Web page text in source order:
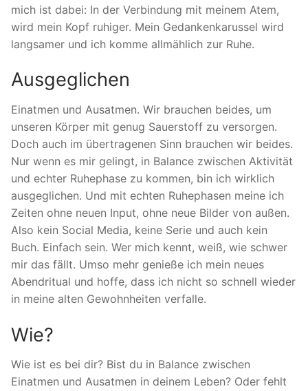
mich ist dabei: In der Verbindung mit meinem Atem,
wird mein Kopf ruhiger. Mein Gedankenkarussel wird
langsamer und ich komme allmählich zur Ruhe.
Ausgeglichen
Einatmen und Ausatmen. Wir brauchen beides, um
unseren Körper mit genug Sauerstoff zu versorgen.
Doch auch im übertragenen Sinn brauchen wir beides.
Nur wenn es mir gelingt, in Balance zwischen Aktivität
und echter Ruhephase zu kommen, bin ich wirklich
ausgeglichen. Und mit echten Ruhephasen meine ich
Zeiten ohne neuen Input, ohne neue Bilder von außen.
Also kein Social Media, keine Serie und auch kein
Buch. Einfach sein. Wer mich kennt, weiß, wie schwer
mir das fällt. Umso mehr genieße ich mein neues
Abendritual und hoffe, dass ich nicht so schnell wieder
in meine alten Gewohnheiten verfalle.
Wie?
Wie ist es bei dir? Bist du in Balance zwischen
Einatmen und Ausatmen in deinem Leben? Oder fehlt